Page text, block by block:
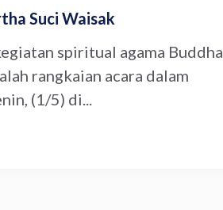
Suci Waisak
spiritual agama Buddha
rangkaian acara dalam
(1/5) di...